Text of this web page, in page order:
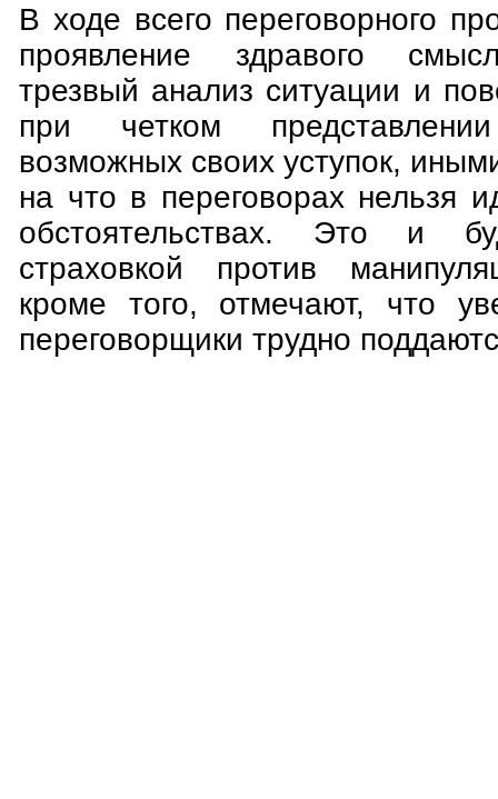
В ходе всего переговорного
проявление здравого
трезвый анализ ситуации и
при четком
возможных своих уступок,
на что в переговорах нельзя
обстоятельствах. Это и
страховкой против
кроме того, отмечают, что
переговорщики трудно